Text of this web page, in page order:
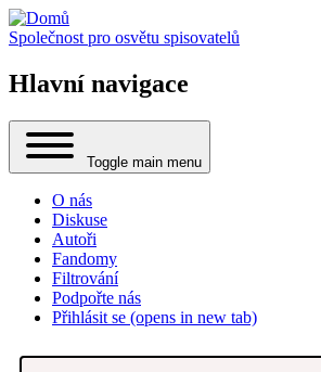
Společnost pro osvětu spisovatelů
Hlavní navigace
Toggle main menu
O nás
Diskuse
Autoři
Fandomy
Filtrování
Podpořte nás
Přihlásit se (opens in new tab)